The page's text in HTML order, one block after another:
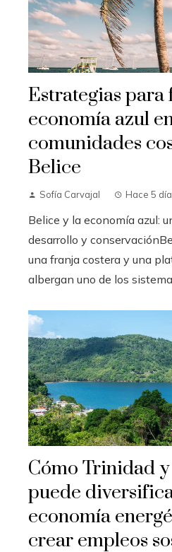
Estrategias
economía azul
comunidades
Belice
Sofía Carvajal Hace 5
Belice y la economía azul:
desarrollo y
una franja costera y una
albergan uno de los
Cómo Trinidad
puede
economía
crear empleos